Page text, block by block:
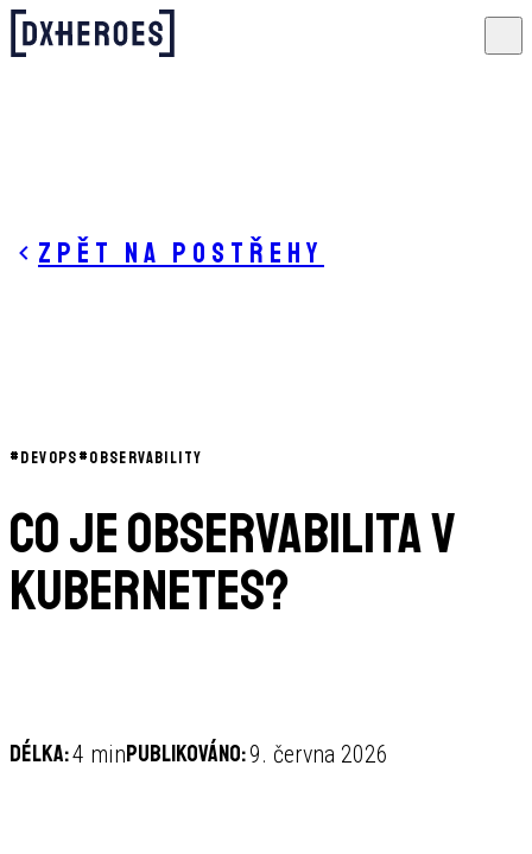
Zpět na postřehy
#DEVOPS#OBSERVABILITY
Co je observabilita v
Kubernetes?
Délka:4 minPublikováno:9. června 2026